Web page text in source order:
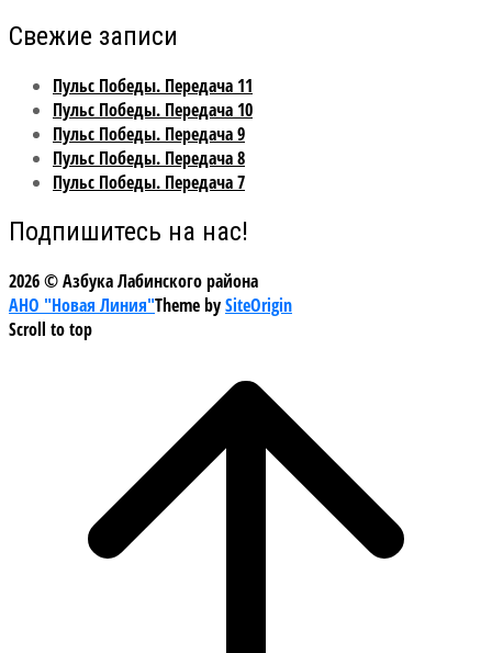
Свежие записи
Пульс Победы. Передача 11
Пульс Победы. Передача 10
Пульс Победы. Передача 9
Пульс Победы. Передача 8
Пульс Победы. Передача 7
Подпишитесь на нас!
2026 © Азбука Лабинского района
АНО "Новая Линия"Theme bySiteOrigin
Scroll to top